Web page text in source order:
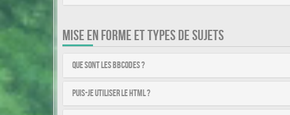
MISE EN FORME ET TYPES DE SUJETS
Que sont les BBCodes ?
Puis-je utiliser le HTML ?